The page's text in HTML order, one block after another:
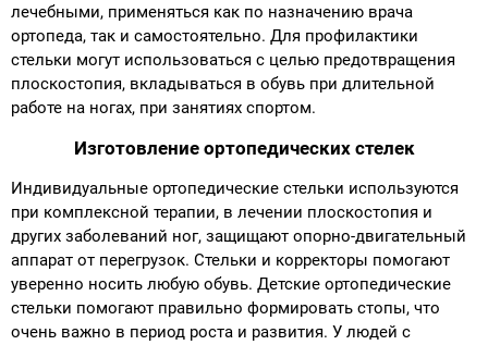
лечебными, применяться как по назначению врача
ортопеда, так и самостоятельно. Для профилактики
стельки могут использоваться с целью предотвращения
плоскостопия, вкладываться в обувь при длительной
работе на ногах, при занятиях спортом.
Изготовление ортопедических стелек
Индивидуальные ортопедические стельки используются
при комплексной терапии, в лечении плоскостопия и
других заболеваний ног, защищают опорно-двигательный
аппарат от перегрузок. Стельки и корректоры помогают
уверенно носить любую обувь. Детские ортопедические
стельки помогают правильно формировать стопы, что
очень важно в период роста и развития. У людей с